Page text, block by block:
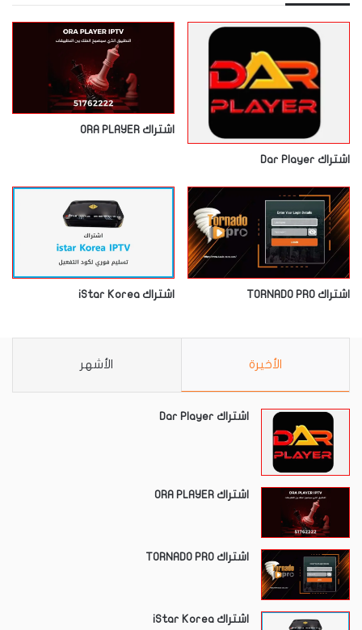
اشتراك Dar Player
اشتراك ORA PLAYER
اشتراك TORNADO PRO اشتراك iStar Korea
الأخيرة الأشهر
اشتراك Dar Player
اشتراك ORA PLAYER
اشتراك TORNADO PRO
اشتراك iStar Korea